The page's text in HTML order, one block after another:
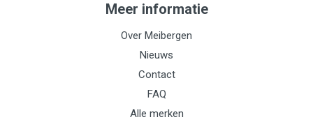
Meer informatie
Over Meibergen
Nieuws
Contact
FAQ
Alle merken